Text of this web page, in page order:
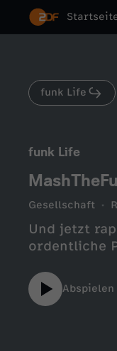
funk Life
funk Life
Gesellschaft
Und jetzt
ordentliche
Abspielen